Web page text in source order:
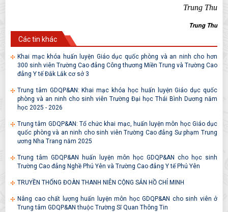
Trung Thu
Trung Thu
Các tin khác
Khai mạc khóa huấn luyện Giáo dục quốc phòng và an ninh cho hơn
300 sinh viên Trường Cao đẳng Công thương Miền Trung và Trường Cao
đẳng Y tế Đắk Lắk cơ sở 3
Trung tâm GDQP&AN: Khai mạc khóa học huấn luyện Giáo dục quốc
phòng và an ninh cho sinh viên Trường Đại học Thái Bình Dương năm
học 2025 - 2026
Trung tâm GDQP&AN: Tổ chức khai mạc, huấn luyện môn học Giáo dục
quốc phòng và an ninh cho sinh viên Trường Cao đẳng Sư phạm Trung
ương Nha Trang năm 2025
Trung tâm GDQP&AN huấn luyện môn học GDQP&AN cho học sinh
Trường Cao đẳng Nghề Phú Yên và Trường Cao đẳng Y tế Phú Yên
TRUYỀN THỐNG ĐOÀN THANH NIÊN CỘNG SẢN HỒ CHÍ MINH
Nâng cao chất lượng huấn luyện môn học GDQP&AN cho sinh viên ở
Trung tâm GDQP&AN thuộc Trường Sĩ Quan Thông Tin